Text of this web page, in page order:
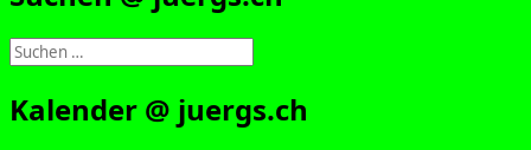
Suchen
nach:
Kalender @ juergs.ch